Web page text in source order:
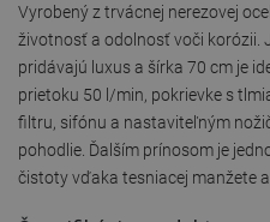
Vyrobený z trvácnej nerezovej
životnosť a odolnosť voči korózii.
pridávajú luxus a šírka 70 cm je
prietoku 50 l/min, pokrievke s
filtru, sifónu a nastaviteľným
pohodlie. Ďalším prínosom je
čistoty vďaka tesniacej manžete